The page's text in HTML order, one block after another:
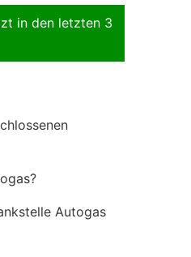
in den letzten 3
Autogas